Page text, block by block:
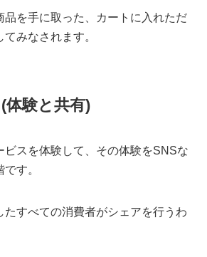
品を手に取った、カートに入れただ
みなされます。
体験と共有)
ビスを体験して、その体験をSNSな
す。
たすべての消費者がシェアを行うわ